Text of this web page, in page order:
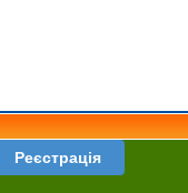
Реєстрація